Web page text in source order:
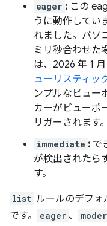
eager : この
うに動作してい
れました。パソ
ミリ秒合わせた
は、2026 年 1 月
ューリスティッ
ンプルなビュー
カーがビューポ
リガーされます。
immediate : で
が検出されたら
す。
list ルールのデフォ
です。 eager 、